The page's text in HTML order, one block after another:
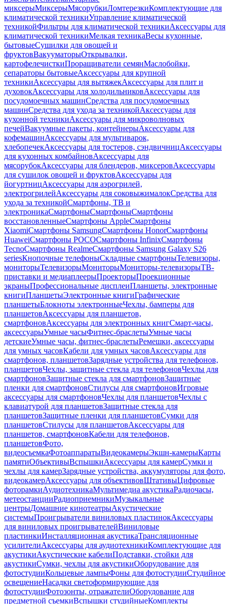
миксерыМиксерыМясорубкиЛомтерезкиКомплектующие для
климатической техникиУправление климатической
техникойФильтры для климатической техникиАксессуары для
климатической техникиМелкая техникаВесы кухонные,
бытовыеСушилки для овощей и
фруктовВакууматорыОткрывалки,
картофелечисткиПроращиватели семянМаслобойки,
сепараторы бытовыеАксессуары для крупной
техникиАксессуары для вытяжекАксессуары для плит и
духовокАксессуары для холодильниковАксессуары для
посудомоечных машинСредства для посудомоечных
машинСредства для ухода за техникойАксессуары для
кухонной техникиАксессуары для микроволновых
печейВакуумные пакеты, контейнерыАксессуары для
кофемашинАксессуары для мультиварок,
хлебопечекАксессуары для тостеров, сэндвичницАксессуары
для кухонных комбайновАксессуары для
мясорубокАксессуары для блендеров, миксеровАксессуары
для сушилок овощей и фруктовАксессуары для
йогуртницАксессуары для аэрогрилей,
электрогрилейАксессуары для соковыжималокСредства для
ухода за техникойСмартфоны, ТВ и
электроникаСмартфоныСмартфоныСмартфоны
восстановленныеСмартфоны AppleСмартфоны
XiaomiСмартфоны SamsungСмартфоны HonorСмартфоны
HuaweiСмартфоны POCOСмартфоны InfinixСмартфоны
TecnoСмартфоны RealmeСмартфоны Samsung Galaxy S26
seriesКнопочные телефоныСкладные смартфоныТелевизоры,
мониторыТелевизорыМониторыМониторы-телевизорыТВ-
приставки и медиаплеерыПроекторыПроекционные
экраныПрофессиональные дисплеиПланшеты, электронные
книгиПланшетыЭлектронные книгиГрафические
планшетыБлокноты электронныеЧехлы, бамперы для
планшетовАксессуары для планшетов,
смартфоновАксессуары для электронных книгСмарт-часы,
аксессуарыУмные часыФитнес-браслетыУмные часы
детскиеУмные часы, фитнес-браслетыРемешки, аксессуары
для умных часовКабели для умных часовАксессуары для
смартфонов, планшетовЗарядные устройства для телефонов,
планшетовЧехлы, защитные стекла для телефоновЧехлы для
смартфоновЗащитные стекла для смартфоновЗащитные
пленки для смартфоновСтилусы для смартфоновИгровые
аксессуары для смартфоновЧехлы для планшетовЧехлы с
клавиатурой для планшетовЗащитные стекла для
планшетовЗащитные пленки для планшетовСумки для
планшетовСтилусы для планшетовАксессуары для
планшетов, смартфоновКабели для телефонов,
планшетовФото,
видеосъемкаФотоаппаратыВидеокамерыЭкшн-камерыКарты
памятиОбъективыВспышкиАксессуары для камерСумки и
чехлы для камерЗарядные устройства, аккумуляторы для фото,
видеокамерАксессуары для объективовШтативыЦифровые
фоторамкиАудиотехникаМультимедиа акустикаРадиочасы,
метеостанцииРадиоприемникиМузыкальные
центрыДомашние кинотеатрыАкустические
системыПроигрыватели виниловых пластинокАксессуары
для виниловых проигрывателейВиниловые
пластинкиИнсталляционная акустикаТрансляционные
усилителиАксессуары для аудиотехникиКомплектующие для
акустикиАкустические кабелиПодставки, стойки для
акустикиСумки, чехлы для акустикиОборудование для
фотостудииКольцевые лампыФоны для фотостудииСтудийное
освещениеНасадки светоформирующие для
фотостудииФотозонты, отражателиОборудование для
предметной съемкиВспышки студийныеКомплекты